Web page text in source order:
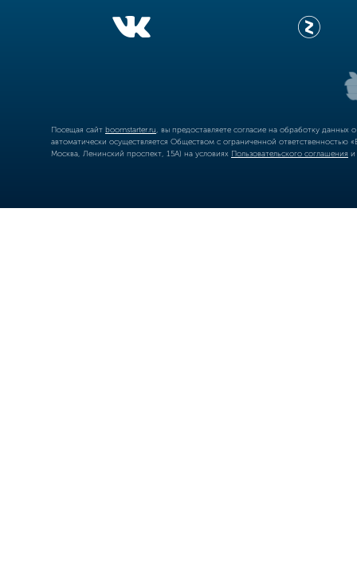
Посещая сайт boomstarter.ru , вы предоставляете согласие на обработку
автоматически осуществляется Обществом с ограниченной
Москва, Ленинский проспект, 15А) на условиях Пользовательского соглашения и